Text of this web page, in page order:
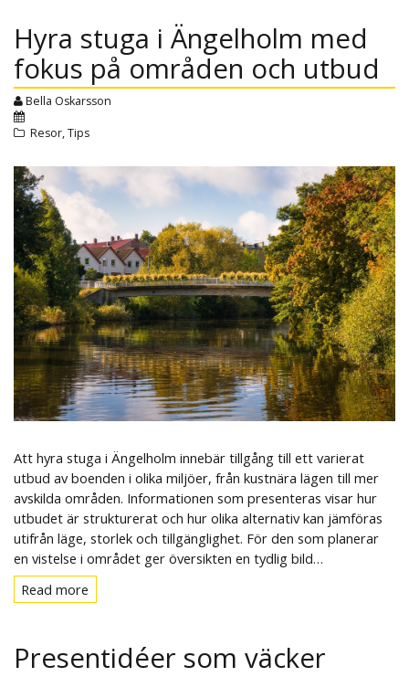
Hyra stuga i Ängelholm med
fokus på områden och utbud
Bella Oskarsson
Resor,Tips
Att hyra stuga i Ängelholm innebär tillgång till ett varierat
utbud av boenden i olika miljöer, från kustnära lägen till mer
avskilda områden. Informationen som presenteras visar hur
utbudet är strukturerat och hur olika alternativ kan jämföras
utifrån läge, storlek och tillgänglighet. För den som planerar
en vistelse i området ger översikten en tydlig bild…
Read more
more
Presentidéer som väcker